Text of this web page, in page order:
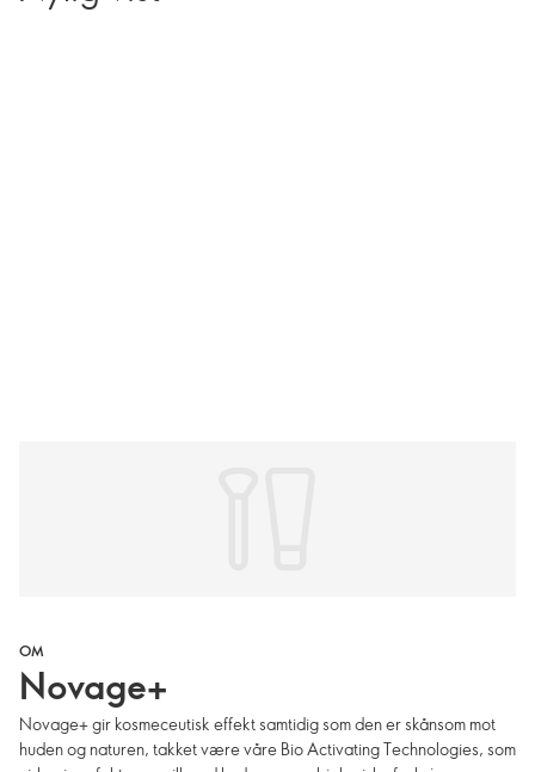
OM
Novage+
Novage+ gir kosmeceutisk effekt samtidig som den er skånsom mot
huden og naturen, takket være våre Bio Activating Technologies, som